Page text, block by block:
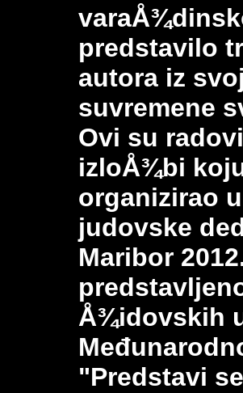
predstavilo
autora iz
suvremene
Ovi su
izloÅ¾bi
organizirao
judovske
Maribor
Å¾idovskih
"Predstavi